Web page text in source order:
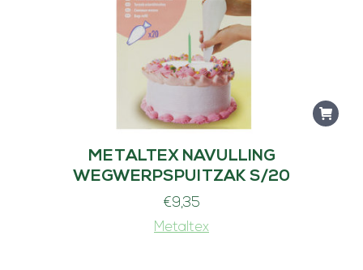
METALTEX NAVULLING
WEGWERPSPUITZAK S/20
€9,35
Metaltex